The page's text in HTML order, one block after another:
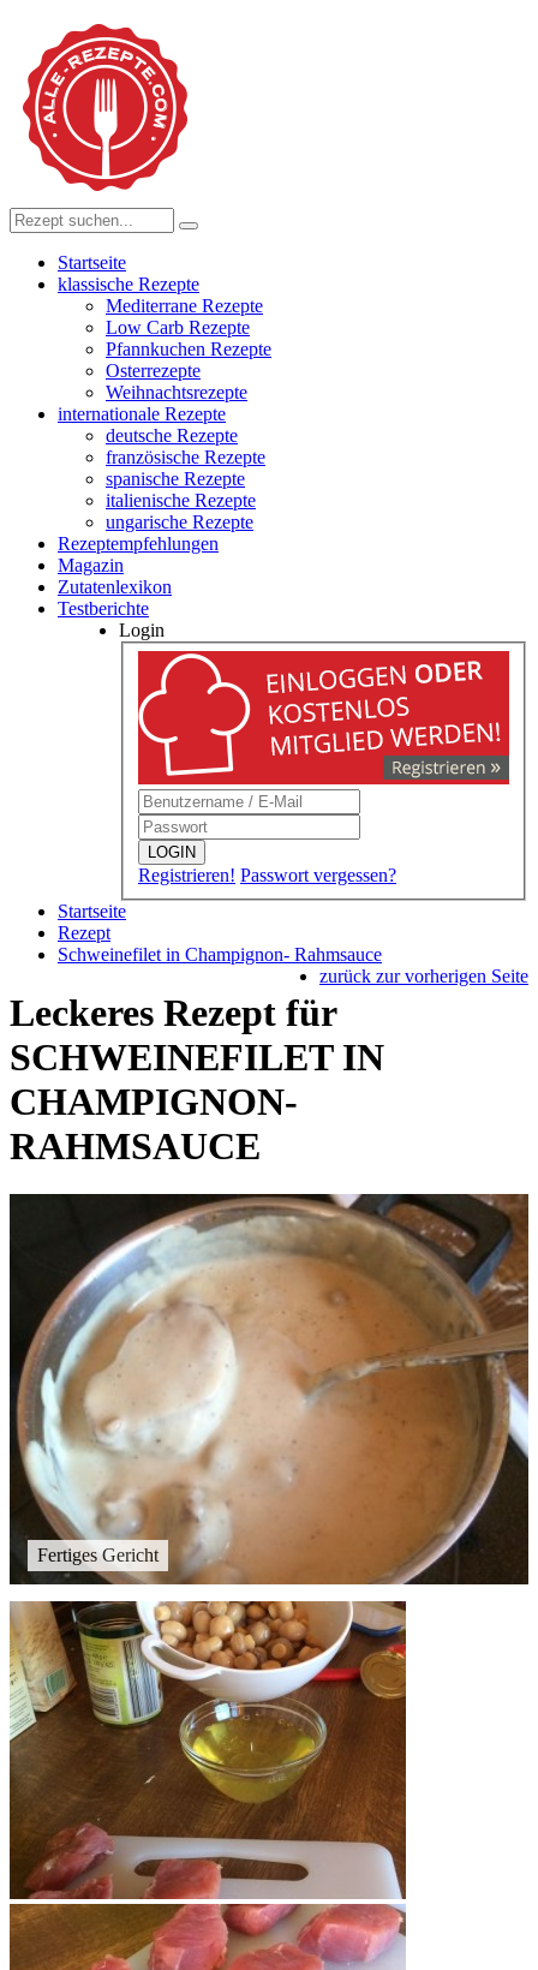
Startseite
klassische Rezepte
Mediterrane Rezepte
Low Carb Rezepte
Pfannkuchen Rezepte
Osterrezepte
Weihnachtsrezepte
internationale Rezepte
deutsche Rezepte
französische Rezepte
spanische Rezepte
italienische Rezepte
ungarische Rezepte
Rezeptempfehlungen
Magazin
Zutatenlexikon
Testberichte
Login
LOGIN
Registrieren! Passwort vergessen?
Startseite
Rezept
Schweinefilet in Champignon- Rahmsauce
zurück zur vorherigen Seite
Leckeres Rezept für
SCHWEINEFILET IN
CHAMPIGNON-
RAHMSAUCE
Fertiges Gericht